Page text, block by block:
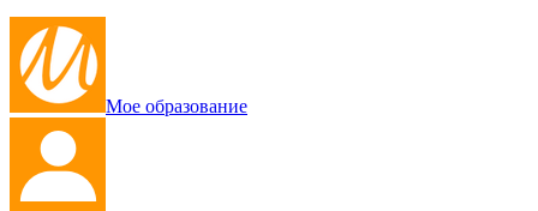
Мое образование